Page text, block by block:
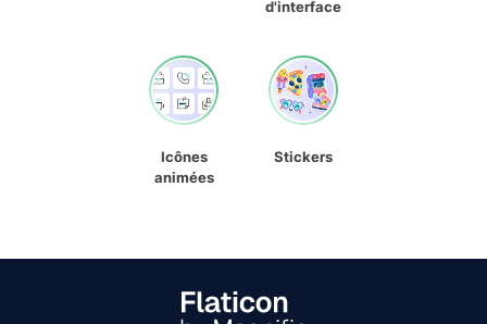
d'interface
Icônes
animées
Stickers